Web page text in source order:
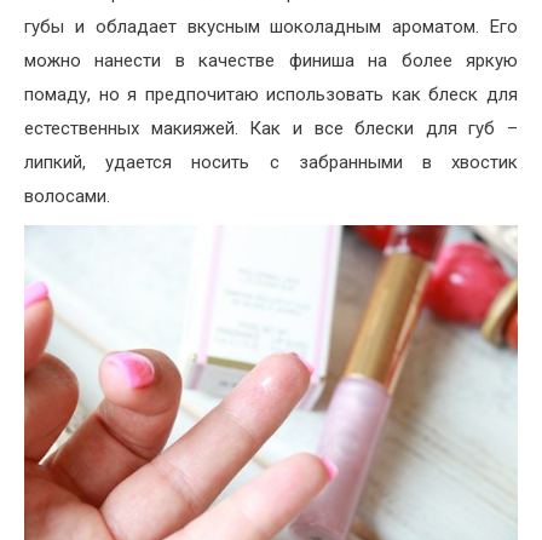
губы и обладает вкусным шоколадным ароматом. Его
можно нанести в качестве финиша на более яркую
помаду, но я предпочитаю использовать как блеск для
естественных макияжей. Как и все блески для губ –
липкий, удается носить с забранными в хвостик
волосами.